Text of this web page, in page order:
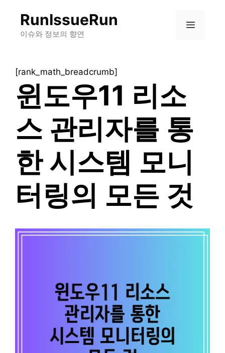
RunIssueRun
이슈와 정보의 향연
메
[rank_math_breadcrumb]
윈도우11 리소
스 관리자를 통
한 시스템 모니
터링의 모든 것